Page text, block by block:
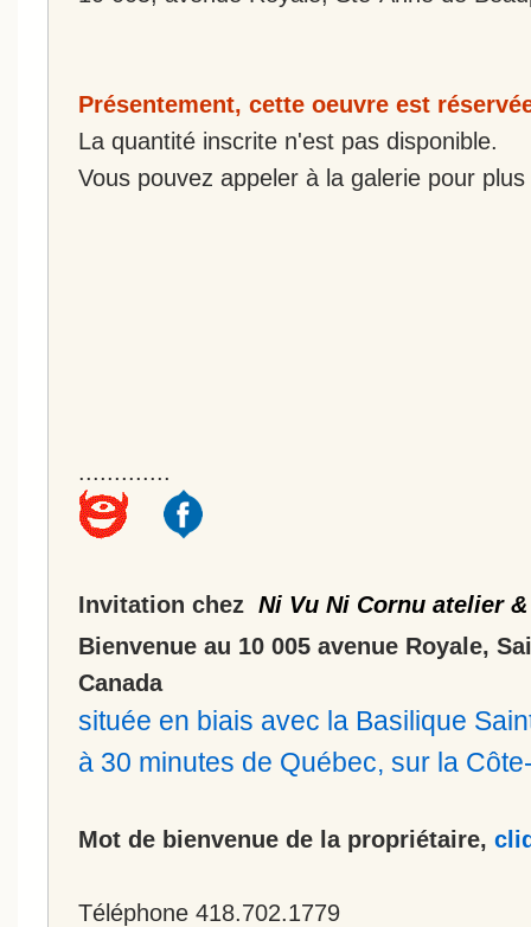
Présentement, cette oeuvre est
La quantité inscrite n'est pas disponible.
Vous pouvez appeler à la galerie pour
.............
Invitation chez Ni Vu Ni Cornu atelier
Bienvenue au 10 005 avenue Royale,
Canada
située en biais avec la Basilique
à 30 minutes de Québec, sur la
Mot de bienvenue de la propriétaire,
Téléphone 418.702.1779